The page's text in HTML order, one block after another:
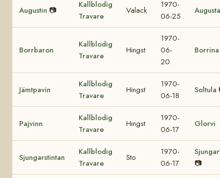
Augustin 📷
Kallblodig
Travare
Valack
1970-
06-25
Augusta
Borrbaron
Kallblodig
Travare
Hingst
1970-
06-
20
Borrina
Jämtpavin
Kallblodig
Travare
Hingst
1970-
06-18
Soltula
Pajvinn
Kallblodig
Travare
Hingst
1970-
06-17
Glorvi
Sjungarstintan
Kallblodig
Travare
Sto
1970-
06-17
📷